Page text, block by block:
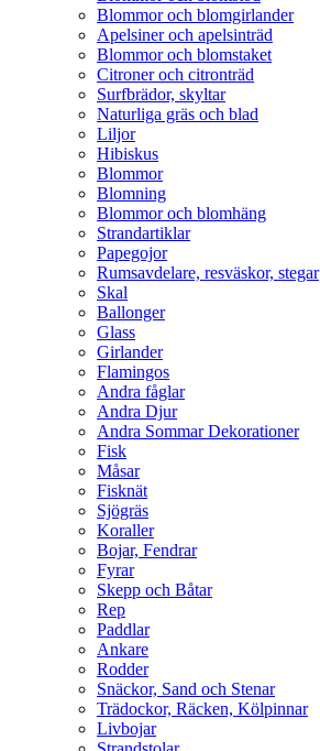
Blommor och blomgirlander
Apelsiner och apelsinträd
Blommor och blomstaket
Citroner och citronträd
Surfbrädor, skyltar
Naturliga gräs och blad
Liljor
Hibiskus
Blommor
Blomning
Blommor och blomhäng
Strandartiklar
Papegojor
Rumsavdelare, resväskor, stegar
Skal
Ballonger
Glass
Girlander
Flamingos
Andra fåglar
Andra Djur
Andra Sommar Dekorationer
Fisk
Måsar
Fisknät
Sjögräs
Koraller
Bojar, Fendrar
Fyrar
Skepp och Båtar
Rep
Paddlar
Ankare
Rodder
Snäckor, Sand och Stenar
Trädockor, Räcken, Kölpinnar
Livbojar